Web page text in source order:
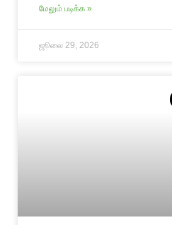
மேலும் படிக்க »
ஜூலை 29, 2026